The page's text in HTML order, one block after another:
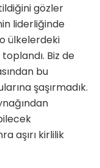
gözler
liderliğinde
ülkelerdeki
Biz de
bu
şaşırmadık.
aşırı kirlilik